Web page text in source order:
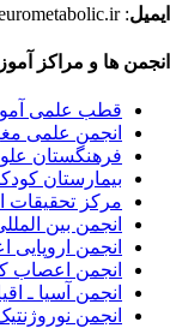
ایمیل: info@neurometabolic.ir
انجمن ها و مراکز
قطب علمی
انجمن علمی
فرهنگستان
بیمارستان
مرکز تحقیقات
انجمن بین
انجمن
انجمن اعصاب
انجمن آسیا ـ
انجمن